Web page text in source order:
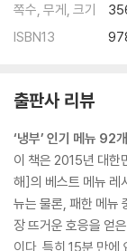
샘앤치즈그라탱
아빠손 피자
샐러드 올리오
3. Chef 정창욱
심쿵 오믈렛
삼겹살 플레이트
엑소 떡볶이
괜찮아, 목심이야
쪽수, 무게, 크기
ISBN13
출판사 리뷰
‘냉부’ 인기 메뉴 92
이 책은 2015년 대한
해]의 베스트 메뉴 레
뉴는 물론, 패한 메뉴
장 뜨거운 호응을 얻
이다. 특히 15분 만에